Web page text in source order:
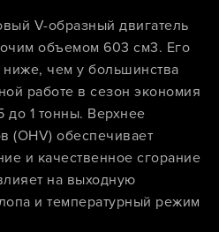
V-образный двигатель
объемом 603 см3. Его
ниже, чем у большинства
работе в сезон экономия
до 1 тонны. Верхнее
(OHV) обеспечивает
и качественное сгорание
на выходную
и температурный режим